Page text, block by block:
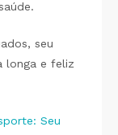
seu
longa e feliz
Seu